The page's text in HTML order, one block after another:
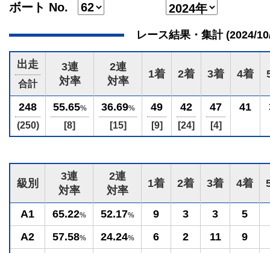
ボート No.
レース結果・集計 (2024/
出走
合計
3連
対率
2連
対率
1着 2着 3着 4着
248
(250)
55.65%
[8]
36.69%
[15]
49
[9]
42
[24]
47
[4]
41
級別
3連
対率
2連
対率
1着 2着 3着 4着
A1 65.22% 52.17% 9 3 3
5
A2
57.58% 24.24% 6 2 11
9